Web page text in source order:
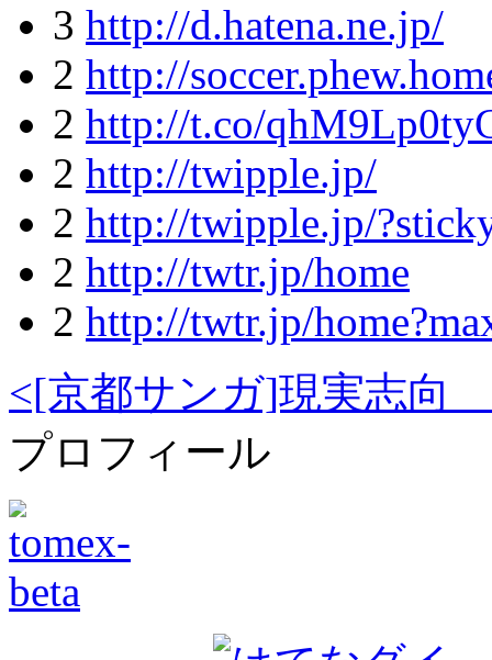
3 http://d.hatena.ne.jp/
2 http://
2 http://t.co/
2 http://twipple.jp/
2 http://twipple.jp/
2 http://twtr.jp/home
2 http://twtr.jp/
<[京都サンガ]現実志向
プロフィール